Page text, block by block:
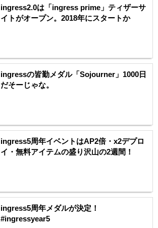
ingress2.0は「ingress prime」ティザーサ
イトがオープン。2018年にスタートか
ingressの皆勤メダル「Sojourner」1000日
だそーじゃな。
ingress5周年イベントはAP2倍・x2デプロ
イ・無料アイテムの盛り沢山の2週間！
ingress5周年メダルが決定！
#ingressyear5